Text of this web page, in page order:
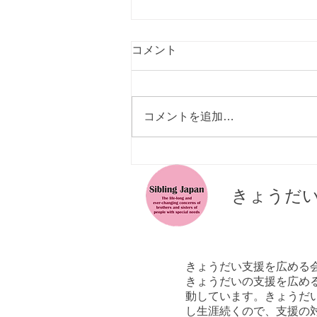
Facing the Crowd- Managing
other people's insensitivities
to your disabled child
your disabled child 著者
Deborah Fullwood & Peter
コメント
コメントを追加…
きょうだ
きょうだい支援を広める
きょうだいの支援を広め
動しています。きょうだ
し生涯続くので、支援の